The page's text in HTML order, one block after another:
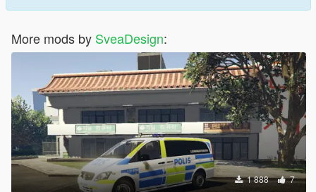
More mods by SveaDesign:
1 888 7